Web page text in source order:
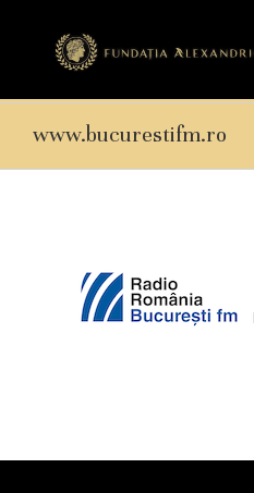
www.bucurestifm.ro